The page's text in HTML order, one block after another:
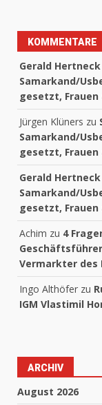
KOMMENTARE
Gerald Hertneck
Samarkand/
gesetzt, Frauen
Jürgen Klüners zu
Samarkand/
gesetzt, Frauen
Gerald Hertneck
Samarkand/
gesetzt, Frauen
Achim zu 4
Vermarkter des
Ingo Althöfer zu
IGM Vlastimil
ARCHIV
August 2026